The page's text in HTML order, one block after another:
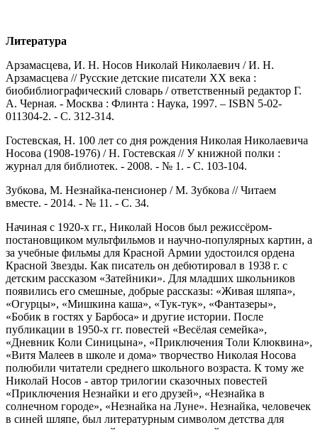
Литература
Арзамасцева, И. Н. Носов Николай Николаевич / И. Н.
Арзамасцева // Русские детские писатели XX века :
биобиблиографический словарь / ответственный редактор Г.
А. Черная. - Москва : Флинта : Наука, 1997. – ISBN 5-02-
011304-2. - С. 312-314.
Гостевская, Н. 100 лет со дня рождения Николая Николаевича
Носова (1908-1976) / Н. Гостевская // У книжной полки :
журнал для библиотек. - 2008. - № 1. - С. 103-104.
Зубкова, М. Незнайка-пенсионер / М. Зубкова // Читаем
вместе. - 2014. - № 11. - С. 34.
Начиная с 1920-х гг., Николай Носов был режиссёром-
постановщиком мультфильмов и научно-популярных картин, а
за учебные фильмы для Красной Армии удостоился ордена
Красной Звезды. Как писатель он дебютировал в 1938 г. с
детским рассказом «Затейники». Для младших школьников
появились его смешные, добрые рассказы: «Живая шляпа»,
«Огурцы», «Мишкина каша», «Тук-тук», «Фантазеры»,
«Бобик в гостях у Барбоса» и другие истории. После
публикации в 1950-х гг. повестей «Весёлая семейка»,
«Дневник Коли Синицына», «Приключения Толи Клюквина»,
«Витя Малеев в школе и дома» творчество Николая Носова
полюбили читатели среднего школьного возраста. К тому же
Николай Носов - автор трилогии сказочных повестей
«Приключения Незнайки и его друзей», «Незнайка в
солнечном городе», «Незнайка на Луне». Незнайка, человечек
в синей шляпе, был литературным символом детства для